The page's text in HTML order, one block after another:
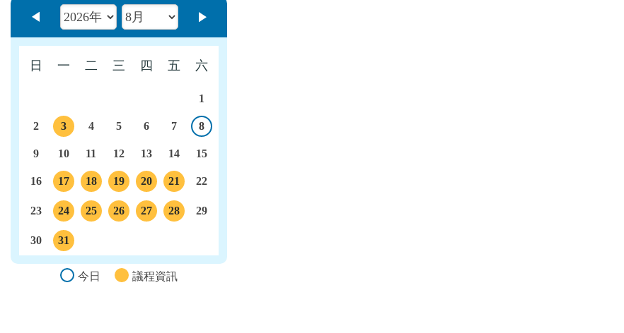
上個月
日 一 二 三 四 五 六
1
2
3
4 5 6 7
8
9
10 11 12 13 14 15
16
17
議程
18
議程
19
議程
20
議程
21
議程
22
23
24
議程
25
26
27
28
29
30
31
今日
議程資訊